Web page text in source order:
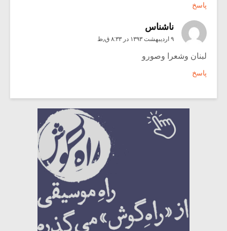
پاسخ
ناشناس
۹ اردیبهشت ۱۳۹۳ در ۸:۳۳ ق٫ظ
لبنان وشعرا وصورو
پاسخ